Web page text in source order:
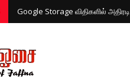
Google Storage விதிகளில்